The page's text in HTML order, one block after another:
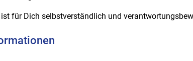
für Dich selbstverständlich und